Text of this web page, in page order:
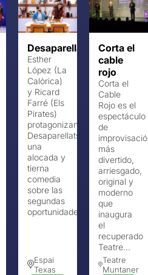
Desaparellats
Esther
López (La
Calòrica)
y Ricard
Farré (Els
Pirates)
protagonizan
Desaparellats,
una
alocada y
tierna
comedia
sobre las
segundas
oportunidades,...
Espai
Texas
Corta el
cable
rojo
Corta el
Cable
Rojo es el
espectáculo
de
más
divertido,
arriesgado,
original y
moderno
que
inaugura
el
recuperado
Teatre...
Teatre
Muntaner